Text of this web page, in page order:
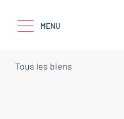
MENU
Tous les biens